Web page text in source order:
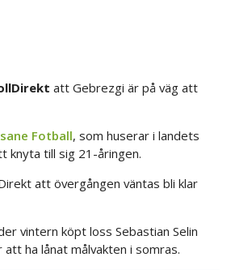
att Gebrezgi är på väg att
Fotball, som huserar i landets
knyta till sig 21-åringen.
att övergången väntas bli klar
vintern köpt loss Sebastian Selin
ha lånat målvakten i somras.